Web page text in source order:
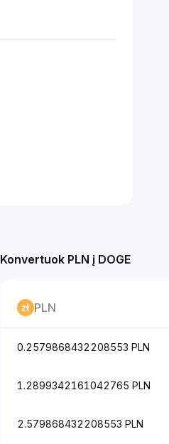
Konvertuok PLN į DOGE
PLN
0.2579868432208553 PLN
1.2899342161042765 PLN
2.579868432208553 PLN